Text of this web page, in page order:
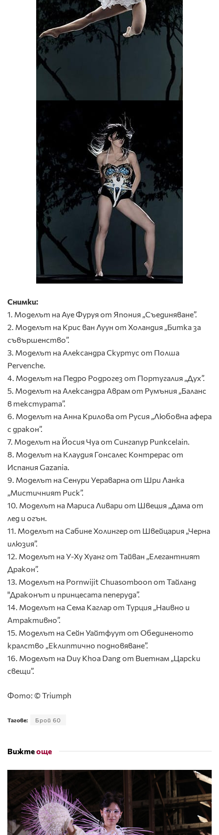
Снимки:
1. Моделът на Aye Фуруя от Япония „Съединяване”.
2. Моделът на Крис ван Луун от Холандия „Битка за
съвършенство”.
3. Моделът на Александра Скуртус от Полша
Pervenche.
4. Моделът на Педро Родрогез от Португалия „Дух”.
5. Моделът на Александра Аврам от Румъния „Баланс
в текстурата”.
6. Моделът на Анна Крилова от Русия „Любовна афера
с дракон”.
7. Моделът на Йосия Чуа от Сингапур Punkcelain.
8. Моделът на Клаудия Гонсалес Контрерас от
Испания Gazania.
9. Моделът на Сенури Уераварна от Шри Ланка
„Мистичният Риск”.
10. Моделът на Мариса Ливари от Швеция „Дама от
лед и огън.
11. Моделът на Сабине Холингер от Швейцария „Черна
илюзия”.
12. Моделът на У-Ху Хуанг от Тайван „Елегантният
Дракон”.
13. Моделът на Pornwijit Chuasomboon от Тайланд
"Драконът и принцесата пеперуда”.
14. Моделът на Сема Каглар от Турция „Наивно и
Атрактивно”.
15. Моделът на Сейн Уайтфуут от Обединеното
кралство „Еклиптично подновяване”.
16. Моделът на Duy Khoa Dang от Виетнам „Царски
свещи”.
Фото: © Triumph
Тагове: Брой 60
Вижтеоще